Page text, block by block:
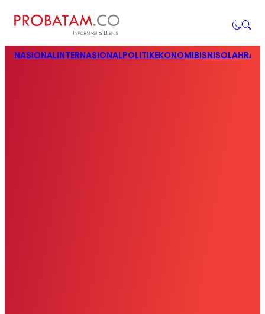
NASIONALINTERNASIONALPOLITIKEKONOMIBISNIS